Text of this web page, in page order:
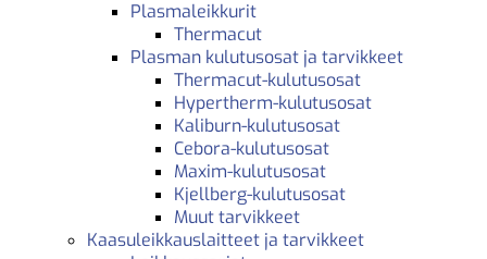
Plasmaleikkurit
Thermacut
Plasman kulutusosat ja tarvikkeet
Thermacut-kulutusosat
Hypertherm-kulutusosat
Kaliburn-kulutusosat
Cebora-kulutusosat
Maxim-kulutusosat
Kjellberg-kulutusosat
Muut tarvikkeet
Kaasuleikkauslaitteet ja tarvikkeet